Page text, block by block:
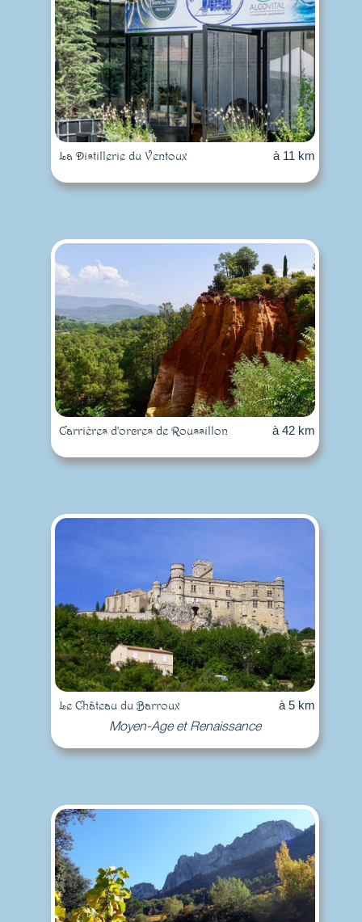
La Distillerie du Ventoux à 11 km
Carrières d'orcres de Roussillon à 42 km
Le Château du Barroux à 5 km
Moyen-Age et Renaissance